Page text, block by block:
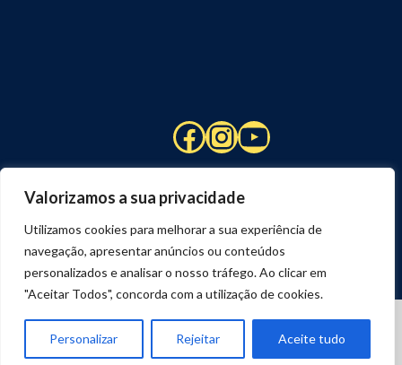
Valorizamos a sua privacidade
Utilizamos cookies para melhorar a sua experiência de
navegação, apresentar anúncios ou conteúdos
personalizados e analisar o nosso tráfego. Ao clicar em
"Aceitar Todos", concorda com a utilização de cookies.
Personalizar Rejeitar Aceite tudo
Facebook
Instagram
YouTube
DESENVOLVIDO POR
JOSEXAVIER.COM